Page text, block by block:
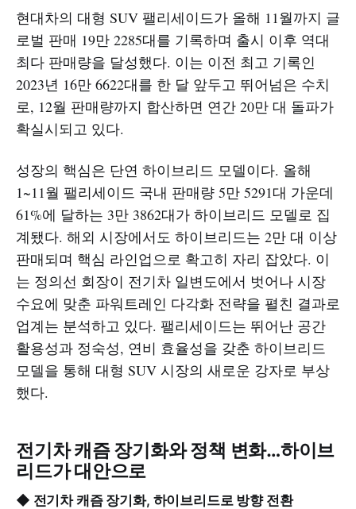
현대차의 대형 SUV 팰리세이드가 올해 11월까지 글
로벌 판매 19만 2285대를 기록하며 출시 이후 역대
최다 판매량을 달성했다. 이는 이전 최고 기록인
2023년 16만 6622대를 한 달 앞두고 뛰어넘은 수치
로, 12월 판매량까지 합산하면 연간 20만 대 돌파가
확실시되고 있다.
성장의 핵심은 단연 하이브리드 모델이다. 올해
1~11월 팰리세이드 국내 판매량 5만 5291대 가운데
61%에 달하는 3만 3862대가 하이브리드 모델로 집
계됐다. 해외 시장에서도 하이브리드는 2만 대 이상
판매되며 핵심 라인업으로 확고히 자리 잡았다. 이
는 정의선 회장이 전기차 일변도에서 벗어나 시장
수요에 맞춘 파워트레인 다각화 전략을 펼친 결과로
업계는 분석하고 있다. 팰리세이드는 뛰어난 공간
활용성과 정숙성, 연비 효율성을 갖춘 하이브리드
모델을 통해 대형 SUV 시장의 새로운 강자로 부상
했다.
전기차 캐즘 장기화와 정책 변화…하이브
리드가 대안으로
◆ 전기차 캐즘 장기화, 하이브리드로 방향 전환